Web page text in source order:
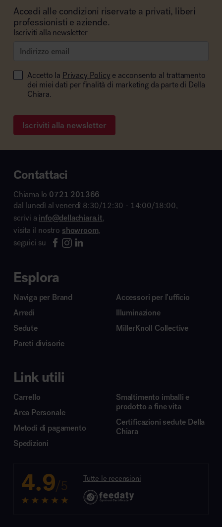
Accedi alle condizioni riservate a privati, liberi
professionisti e aziende.
Iscriviti alla newsletter
Accetto la Privacy Policy e acconsento al trattamento
dei miei dati per finalità di marketing da parte di Della
Chiara.
Iscriviti alla newsletter
Contattaci
Chiama lo 0721 201366
dal lunedì al venerdì 8:30/12:30 - 14:00/18:00,
scrivi a info@dellachiara.it,
visita il nostro showroom,
seguici su
Esplora
Naviga per Brand
Arredi
Sedute
Pareti divisorie
Accessori per l’ufficio
Illuminazione
MillerKnoll Collective
Link utili
Carrello
Area Personale
Metodi di pagamento
Spedizioni
Smaltimento imballi e
prodotto a fine vita
Certificazioni sedute Della
Chiara
4.9/5 Tutte le recensioni